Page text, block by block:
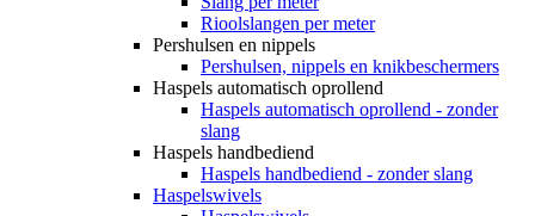
Rioolslangen per meter
Pershulsen en nippels
Pershulsen, nippels en knikbeschermers
Haspels automatisch oprollend
Haspels automatisch oprollend - zonder
slang
Haspels handbediend
Haspels handbediend - zonder slang
Haspelswivels